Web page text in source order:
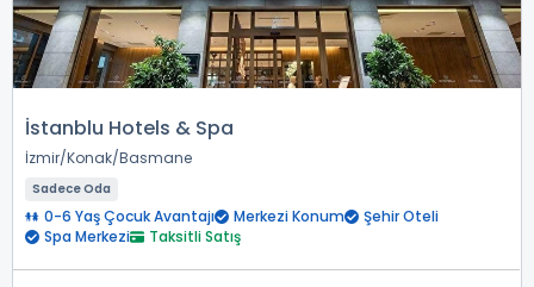
İstanblu Hotels & Spa
İzmir Konak Basmane
Sadece Oda
0-6 Yaş Çocuk Avantajı Merkezi Konum
Şehir Oteli
Spa Merkezi
Taksitli Satış